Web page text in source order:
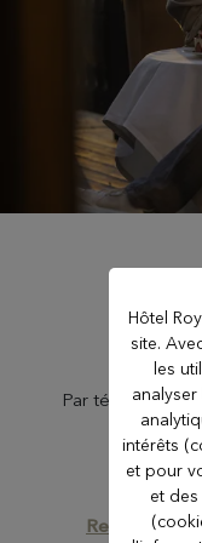
Par téléphone
à
Retrouvez
Hôtel
site.
les
intérêts
et pour
et